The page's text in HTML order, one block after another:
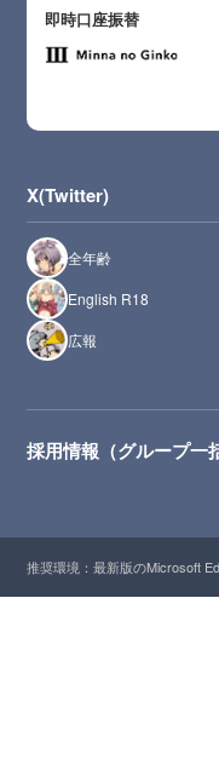
即時口座振替
X(Twitter)
全年齢
English R18
広報
採用情報（グループ一
推奨環境：最新版のMicrosoft